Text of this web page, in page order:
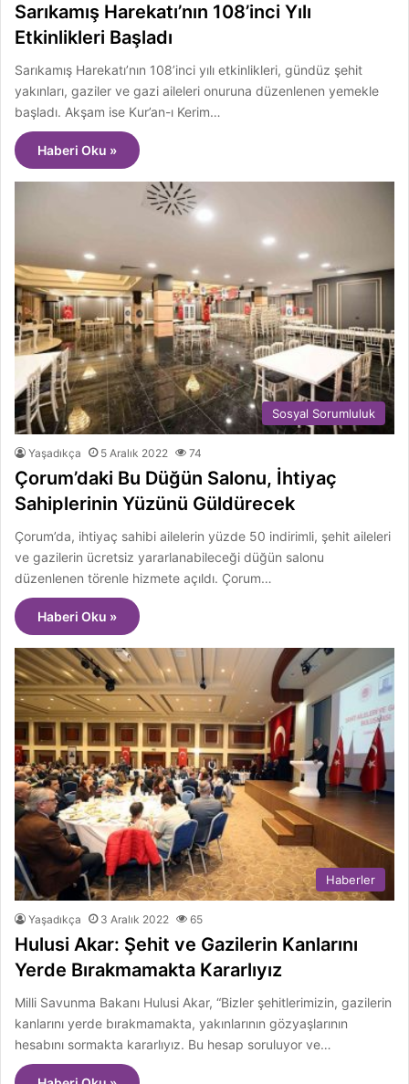
Sarıkamış Harekatı’nın 108’inci Yılı
Etkinlikleri Başladı
Sarıkamış Harekatı’nın 108’inci yılı etkinlikleri, gündüz şehit
yakınları, gaziler ve gazi aileleri onuruna düzenlenen yemekle
başladı. Akşam ise Kur’an-ı Kerim…
Haberi Oku »
Sosyal Sorumluluk
Yaşadıkça 5 Aralık 2022 74
Çorum’daki Bu Düğün Salonu, İhtiyaç
Sahiplerinin Yüzünü Güldürecek
Çorum’da, ihtiyaç sahibi ailelerin yüzde 50 indirimli, şehit aileleri
ve gazilerin ücretsiz yararlanabileceği düğün salonu
düzenlenen törenle hizmete açıldı. Çorum…
Haberi Oku »
Haberler
Yaşadıkça 3 Aralık 2022 65
Hulusi Akar: Şehit ve Gazilerin Kanlarını
Yerde Bırakmamakta Kararlıyız
Milli Savunma Bakanı Hulusi Akar, “Bizler şehitlerimizin, gazilerin
kanlarını yerde bırakmamakta, yakınlarının gözyaşlarının
hesabını sormakta kararlıyız. Bu hesap soruluyor ve…